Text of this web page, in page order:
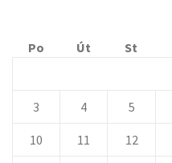
Po
Út St
3 4 5
10 11 12